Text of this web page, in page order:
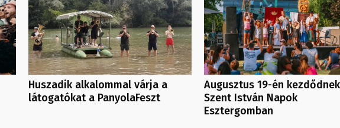
Huszadik alkalommal várja a
látogatókat a PanyolaFeszt
Augusztus 19-én
Szent István Napok
Esztergomban